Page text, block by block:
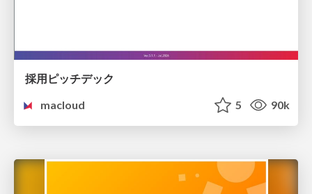
採用ピッチデック
macloud
5 90k